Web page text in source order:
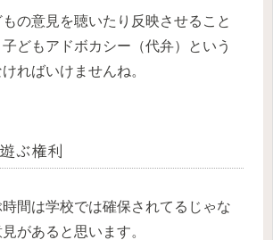
の意見を聴いたり反映させること
どもアドボカシー（代弁）という
ればいけませんね。
ぶ権利
間は学校では確保されてるじゃな
があると思います。